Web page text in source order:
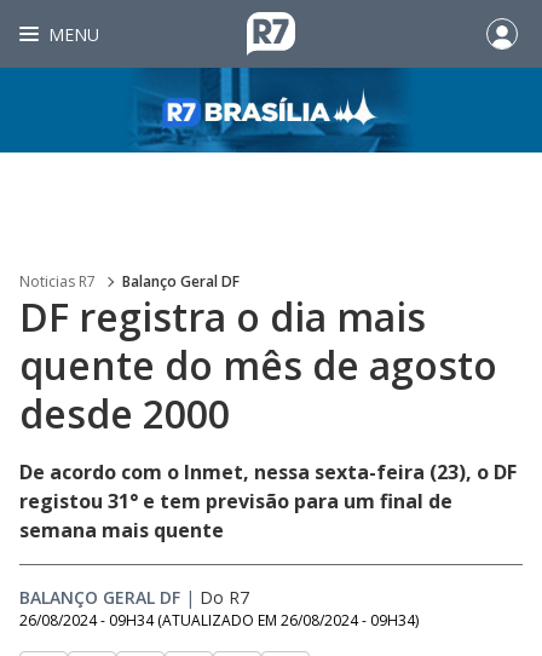
MENU
Noticias R7 Balanço Geral DF
DF registra o dia mais
quente do mês de agosto
desde 2000
De acordo com o Inmet, nessa sexta-feira (23), o DF
registou 31° e tem previsão para um final de
semana mais quente
BALANÇO GERAL DF | Do R7
26/08/2024 - 09H34 (ATUALIZADO EM 26/08/2024 - 09H34)